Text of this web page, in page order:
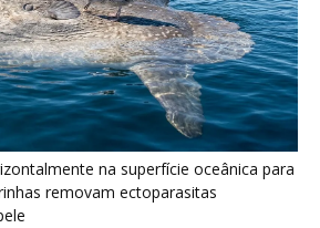
na superfície oceânica para
removam ectoparasitas